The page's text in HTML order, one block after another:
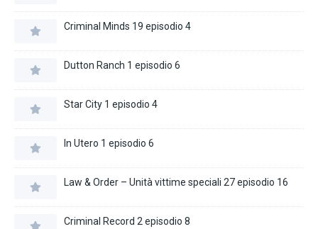
Criminal Minds 19 episodio 4
Dutton Ranch 1 episodio 6
Star City 1 episodio 4
In Utero 1 episodio 6
Law & Order – Unità vittime speciali 27 episodio 16
Criminal Record 2 episodio 8